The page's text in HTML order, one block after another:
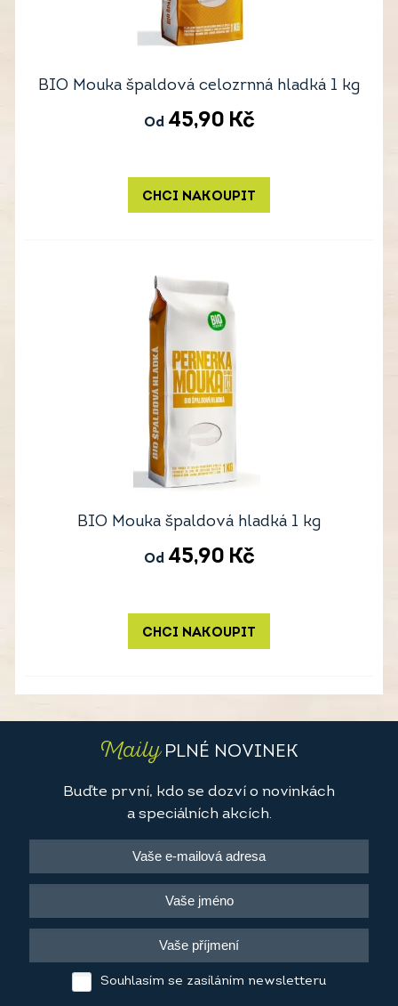
BIO Mouka špaldová celozrnná hladká 1 kg
Od 45,90 Kč
CHCI NAKOUPIT
BIO Mouka špaldová hladká 1 kg
Od 45,90 Kč
CHCI NAKOUPIT
MailyPLNÉ NOVINEK
Buďte první, kdo se dozví o novinkách
a speciálních akcích.
Souhlasím se zasíláním newsletteru